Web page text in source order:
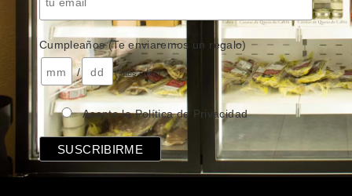
Cumpleaños (Te enviaremos un regalo)
/ ( mes / día )
Acepto la Política de Privacidad